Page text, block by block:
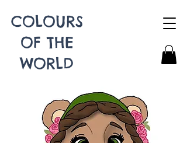
COLOURS
OF THE
WORLD